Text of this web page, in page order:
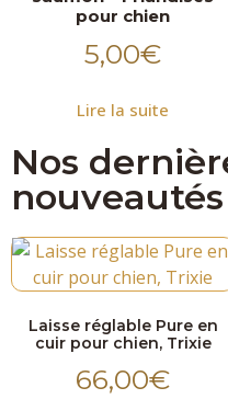
pour chien
5,00€
Lire la suite
Nos
nouveautés
Laisse réglable Pure en
cuir pour chien, Trixie
66,00€